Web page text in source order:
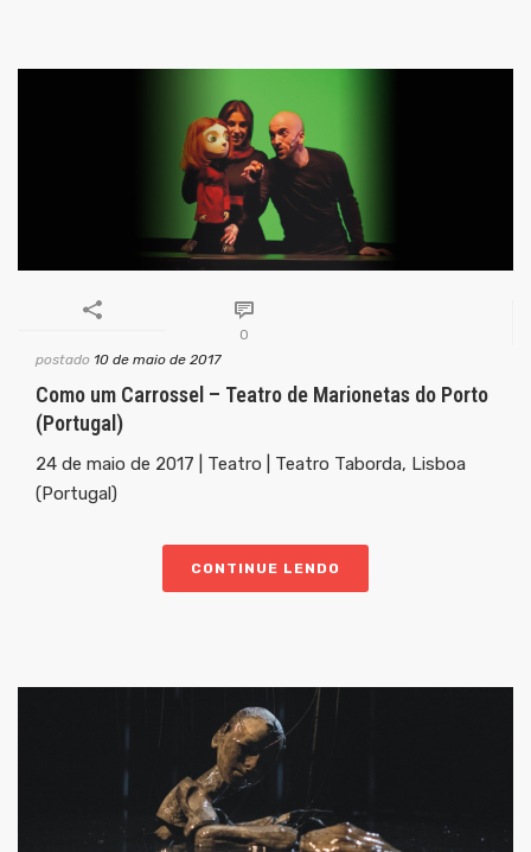
0
postado 10 de maio de 2017
Como um Carrossel – Teatro de Marionetas do Porto
(Portugal)
24 de maio de 2017 | Teatro | Teatro Taborda, Lisboa
(Portugal)
CONTINUE LENDO